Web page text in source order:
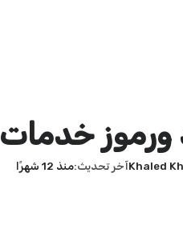
ورموز
Khaledآخر تحديث منذ 12 شهرًا